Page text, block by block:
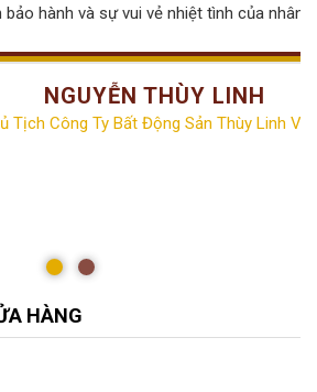
bảo hành và sự vui vẻ nhiệt tình của nhân
NGUYỄN THÙY LINH
Tịch Công Ty Bất Động Sản Thùy Linh
HÀNG